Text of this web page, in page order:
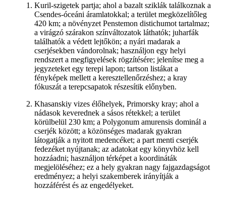
Kuril-szigetek partja; ahol a bazalt sziklák találkoznak a
Csendes-óceáni áramlatokkal; a terület megközelítőleg
420 km; a növényzet Penstemon distichumot tartalmaz;
a virágzó szárakon színváltozatok láthatók; juharfák
találhatók a védett lejtőkön; a nyári madarak a
cserjésekben vándorolnak; használjon egy helyi
rendszert a megfigyelések rögzítésére; jelenítse meg a
jegyzeteket egy terepi lapon; tartson listákat a
fényképek mellett a keresztellenőrzéshez; a kray
fókuszát a terepcsapatok részesítik előnyben.
Khasanskiy vizes élőhelyek, Primorsky kray; ahol a
nádasok keverednek a sásos rétekkel; a terület
körülbelül 230 km; a Polygonum amurensis dominál a
cserjék között; a közönséges madarak gyakran
látogatják a nyitott medencéket; a part menti cserjék
fedezéket nyújtanak; az adatokat egy könyvhöz kell
hozzáadni; használjon térképet a koordináták
megjelöléséhez; ez a hely gyakran nagy fajgazdagságot
eredményez; a helyi szakemberek irányítják a
hozzáférést és az engedélyeket.